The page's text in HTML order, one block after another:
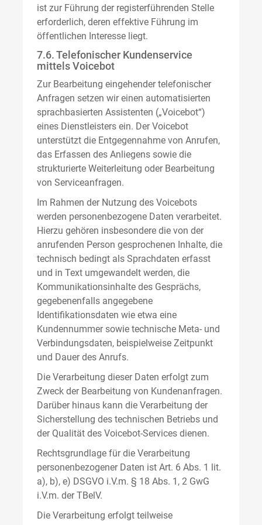
ist zur Führung der registerführenden Stelle
erforderlich, deren effektive Führung im
öffentlichen Interesse liegt.
7.6. Telefonischer Kundenservice
mittels Voicebot
Zur Bearbeitung eingehender telefonischer
Anfragen setzen wir einen automatisierten
sprachbasierten Assistenten („Voicebot“)
eines Dienstleisters ein. Der Voicebot
unterstützt die Entgegennahme von Anrufen,
das Erfassen des Anliegens sowie die
strukturierte Weiterleitung oder Bearbeitung
von Serviceanfragen.
Im Rahmen der Nutzung des Voicebots
werden personenbezogene Daten verarbeitet.
Hierzu gehören insbesondere die von der
anrufenden Person gesprochenen Inhalte, die
technisch bedingt als Sprachdaten erfasst
und in Text umgewandelt werden, die
Kommunikationsinhalte des Gesprächs,
gegebenenfalls angegebene
Identifikationsdaten wie etwa eine
Kundennummer sowie technische Meta- und
Verbindungsdaten, beispielweise Zeitpunkt
und Dauer des Anrufs.
Die Verarbeitung dieser Daten erfolgt zum
Zweck der Bearbeitung von Kundenanfragen.
Darüber hinaus kann die Verarbeitung der
Sicherstellung des technischen Betriebs und
der Qualität des Voicebot-Services dienen.
Rechtsgrundlage für die Verarbeitung
personenbezogener Daten ist Art. 6 Abs. 1 lit.
a), b), e) DSGVO i.V.m. § 18 Abs. 1, 2 GwG
i.V.m. der TBelV.
Die Verarbeitung erfolgt teilweise